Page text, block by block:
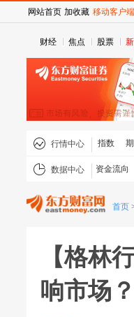
财经 焦点 股票
行情中心 指数
数据中心 资金流向
首页
【格林
响市场？
网站首页 加收藏 移动客户端